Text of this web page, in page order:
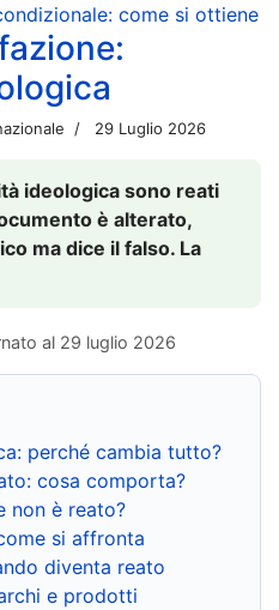
come si ottiene
29 Luglio 2026
ideologica sono reati
è alterato,
ma dice il falso. La
al 29 luglio 2026
perché cambia tutto?
cosa comporta?
non è reato?
si affronta
diventa reato
e prodotti